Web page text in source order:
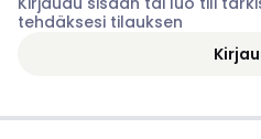
tehdäksesi tilauksen